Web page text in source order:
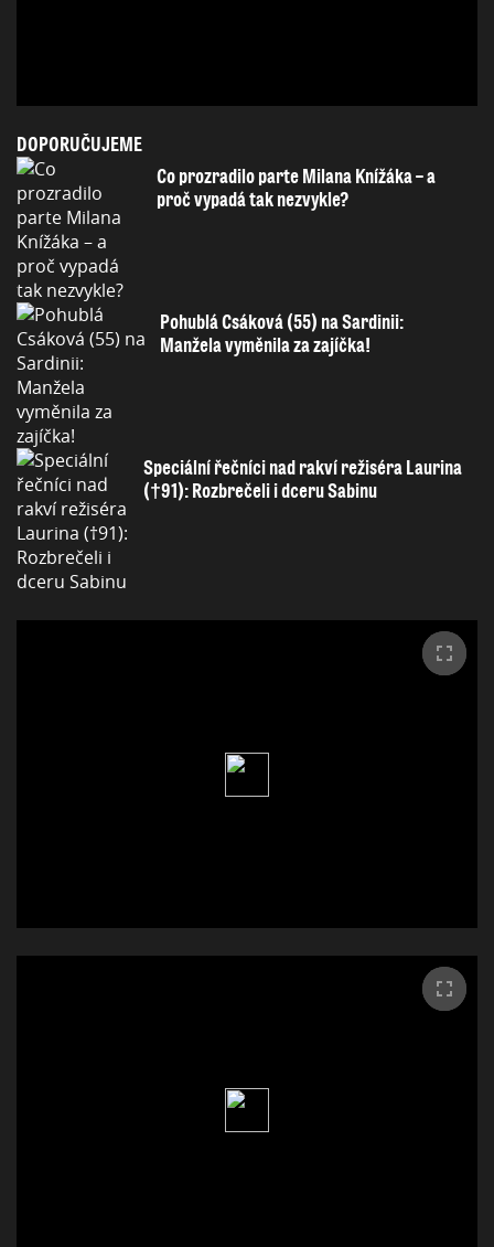
DOPORUČUJEME
Co prozradilo parte Milana Knížáka – a
proč vypadá tak nezvykle?
Pohublá Csáková (55) na Sardinii:
Manžela vyměnila za zajíčka!
Speciální řečníci nad rakví režiséra Laurina
(†91): Rozbrečeli i dceru Sabinu